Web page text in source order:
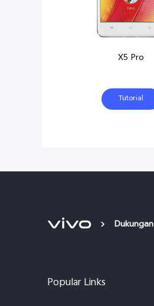
X5 Pro
Tutorial
Dukungan
Popular Links